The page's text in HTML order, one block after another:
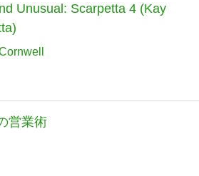
Unusual: Scarpetta 4 (Kay
営業術